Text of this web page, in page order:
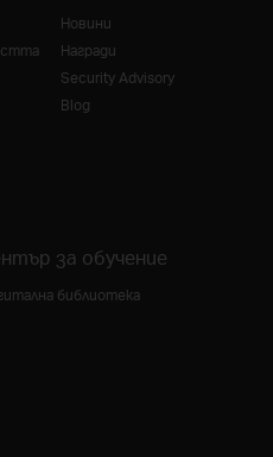
Новини
Награди
Security Advisory
Blog
за обучение
библиотека